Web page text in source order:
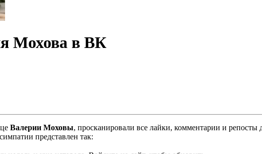
Мохова в ВК
Валерии Моховы, просканировали все лайки, комментарии и репосты
представлен так: